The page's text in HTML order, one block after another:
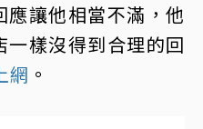
讓他相當不滿，他
樣沒得到合理的回
網 。